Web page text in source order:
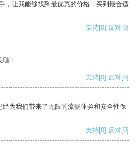
，让我能够找到最优惠的价格，买到最合适
支持[0] 反对[0]
哒！
支持[0] 反对[0]
为我们带来了无限的流畅体验和安全性保
支持[0] 反对[0]